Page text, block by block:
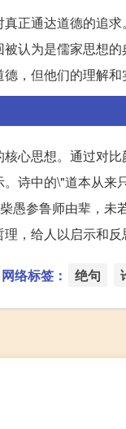
正通达道德的追
认为是儒家思想
，但他们的理解
心思想。通过对
诗中的\"道本从
愚参鲁师由辈，
，给人以启示和反
网络标签： 绝句